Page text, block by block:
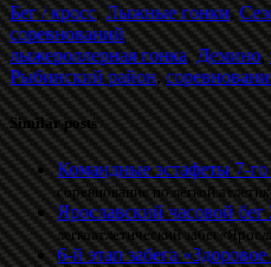
Бег / кросс,Лыжные гонки,
соревнований
лыжероллерная гонка,Демино,
Рыбинский район,
Similar posts
Командные эстафеты 7-го
соревнование по легкой
Ярославский часовой бег
легкоатлетический
6-й этап забега